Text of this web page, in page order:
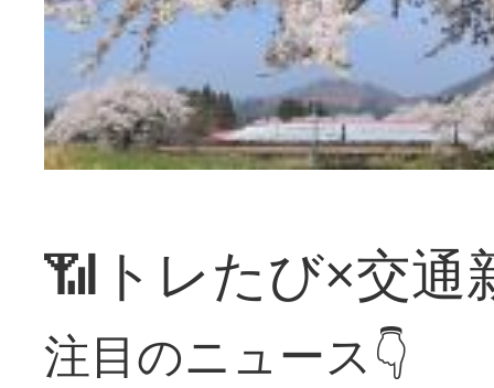
📶トレたび×交通
注目のニュース👇